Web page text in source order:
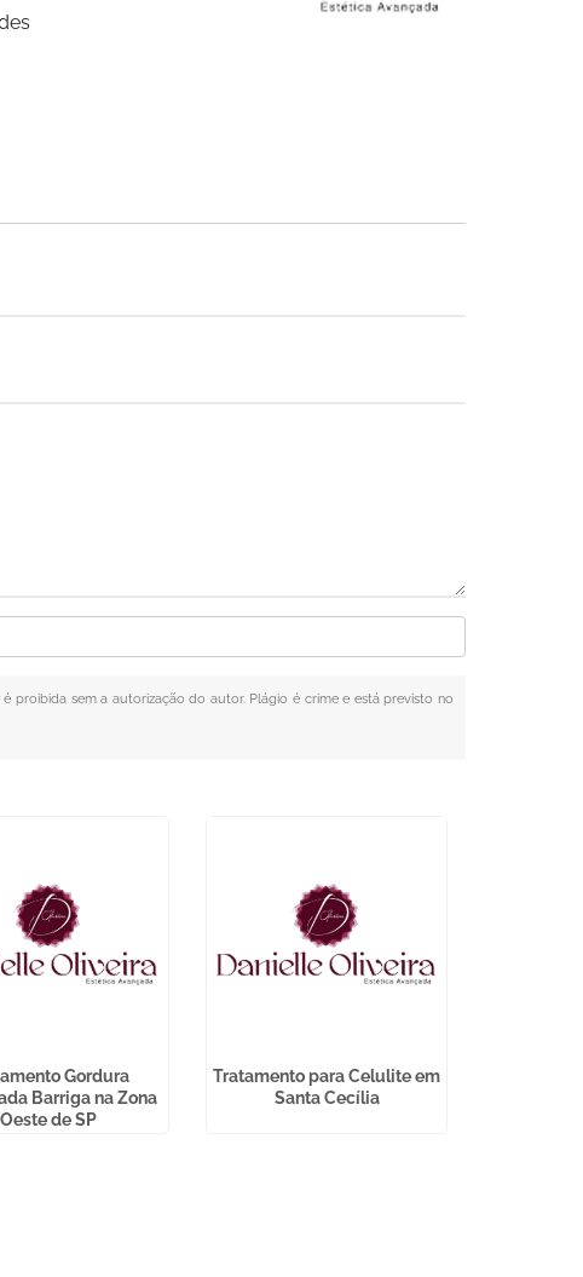
proibida sem a autorização do autor. Plágio é crime e está previsto no
Gordura
Barriga na Zona
Oeste de SP
Tratamento para Celulite em
Santa Cecília